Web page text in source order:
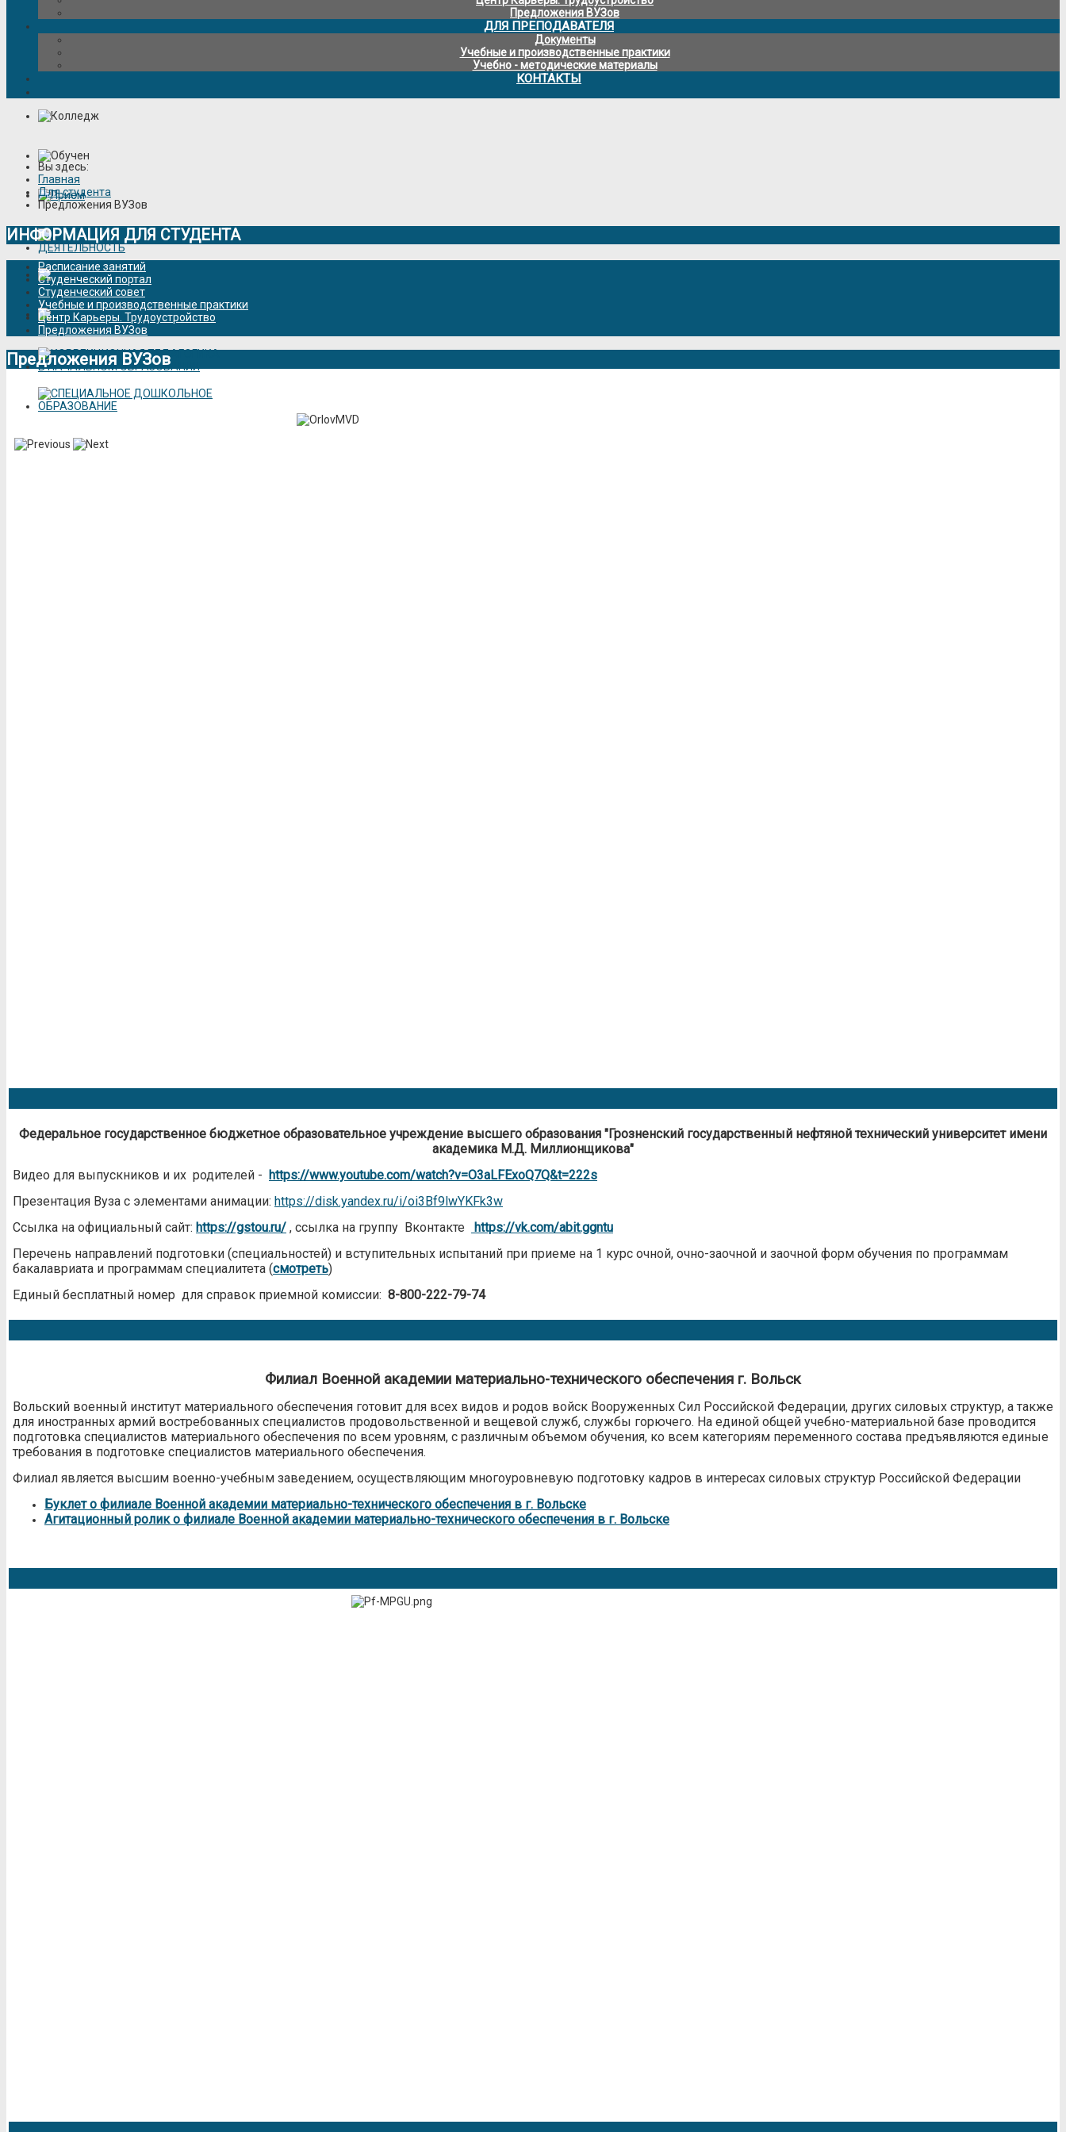
Предложения ВУЗов
ДЛЯ ПРЕПОДАВАТЕЛЯ
Документы
Учебные и производственные практики
Учебно - методические материалы
КОНТАКТЫ
Вы здесь:
Главная
Для студента
Предложения ВУЗов
ИНФОРМАЦИЯ ДЛЯ СТУДЕНТА
Расписание занятий
Студенческий портал
Студенческий совет
Учебные и производственные практики
Центр Карьеры. Трудоустройство
Предложения ВУЗов
Предложения ВУЗов
Федеральное государственное бюджетное образовательное учреждение высшего образования "Грозненский государственный нефтяной технический университет имени
академика М.Д. Миллионщикова"
Видео для выпускников и их родителей - https://www.youtube.com/watch?v=O3aLFExoQ7Q&t=222s
Презентация Вуза с элементами анимации: https://disk.yandex.ru/i/oi3Bf9lwYKFk3w
Ссылка на официальный сайт: https://gstou.ru/ , ссылка на группу Вконтакте
https://vk.com/abit.ggntu
Перечень направлений подготовки (специальностей) и вступительных испытаний при приеме на 1 курс очной, очно-заочной и заочной форм обучения по программам
бакалавриата и программам специалитета (смотреть)
Единый бесплатный номер для справок приемной комиссии: 8-800-222-79-74
Филиал Военной академии материально-технического обеспечения г. Вольск
Вольский военный институт материального обеспечения готовит для всех видов и родов войск Вооруженных Сил Российской Федерации, других силовых структур, а также
для иностранных армий востребованных специалистов продовольственной и вещевой служб, службы горючего. На единой общей учебно-материальной базе проводится
подготовка специалистов материального обеспечения по всем уровням, с различным объемом обучения, ко всем категориям переменного состава предъявляются единые
требования в подготовке специалистов материального обеспечения.
Филиал является высшим военно-учебным заведением, осуществляющим многоуровневую подготовку кадров в интересах силовых структур Российской Федерации
Буклет о филиале Военной академии материально-технического обеспечения в г. Вольске
Агитационный ролик о филиале Военной академии материально-технического обеспечения в г. Вольске